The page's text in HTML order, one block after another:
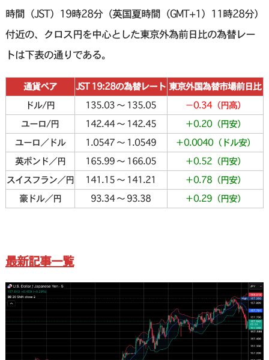
時間（JST）19時28分（英国夏時間（GMT+1）11時28分）
付近の、クロス円を中心とした東京外為前日比の為替レー
トは下表の通りである。
通貨ペア JST 19:28の為替レート 東京外国為替市場前日比
ドル/円
135.03 〜 135.05
－0.34（円高）
ユーロ/円
142.44 〜 142.45
＋0.20（円安）
ユーロ／ドル
1.0547 〜 1.0549
＋0.0040（ドル安）
英ポンド／円
165.99 〜 166.05
＋0.52（円安）
スイスフラン／円
141.15 〜 141.21
＋0.78（円安）
豪ドル／円
93.34 〜 93.38 ＋0.29（円安）
最新記事一覧